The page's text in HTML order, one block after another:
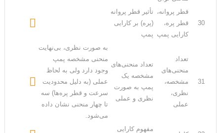
30
قطر پروانه،
قطر پره،
کارایی پمپ
تأثیر قطر پروانه
(پره) بر کارایی
پمپ

31
تعداد
منحنی‌های
مشخصه،
نظری،
عملی
تعداد منحنی‌های
مشخصه یک
پمپ به صورت
نظری و عملی
به صورت نظری، بی‌نهایت
منحنی‌ مشخصه پمپ
وجود دارد ولی به لحاظ
عملی (به دلیل محدودیت
سرعت و قطر پره‌ها) سه
تا چهار منحنی نشان داده
می‌شود.

مفهوم کارایی